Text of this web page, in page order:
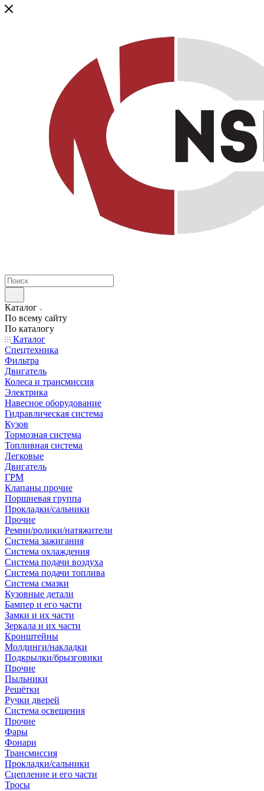
Каталог
По всему сайту
По каталогу
Каталог
Спецтехника
Фильтра
Двигатель
Колеса и трансмиссия
Электрика
Навесное оборудование
Гидравлическая система
Кузов
Тормозная система
Топливная система
Легковые
Двигатель
ГРМ
Клапаны прочие
Поршневая группа
Прокладки/сальники
Прочие
Ремни/ролики/натяжители
Система зажигания
Система охлаждения
Система подачи воздуха
Система подачи топлива
Система смазки
Кузовные детали
Бампер и его части
Замки и их части
Зеркала и их части
Кронштейны
Молдинги/накладки
Подкрылки/брызговики
Прочие
Пыльники
Решётки
Ручки дверей
Система освещения
Прочие
Фары
Фонари
Трансмиссия
Прокладки/сальники
Сцепление и его части
Тросы